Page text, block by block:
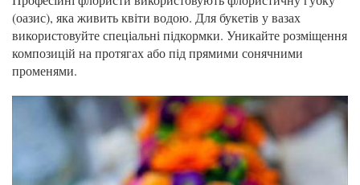
(оазис), яка живить квіти водою. Для букетів у вазах
використовуйте спеціальні підкормки. Уникайте розміщення
композицій на протягах або під прямими сонячними
променями.